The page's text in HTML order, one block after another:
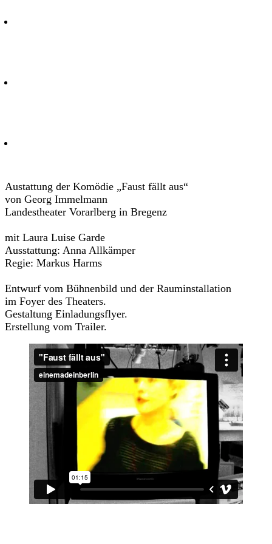
Austattung der Komödie „Faust fällt aus“
von Georg Immelmann
Landestheater Vorarlberg in Bregenz
mit Laura Luise Garde
Ausstattung: Anna Allkämper
Regie: Markus Harms
Entwurf vom Bühnenbild und der Rauminstallation
im Foyer des Theaters.
Gestaltung Einladungsflyer.
Erstellung vom Trailer.